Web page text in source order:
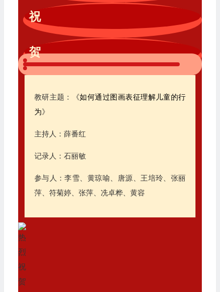
祝
贺
教研主题：《如何通过图画表征理解儿童的行
为》
主持人：薛番红
记录人：石丽敏
参与人：李雪、黄琼喻、唐源、王培玲、张丽
萍、符菊婷、张萍、冼卓桦、黄容